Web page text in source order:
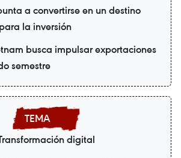
a convertirse en un destino
la inversión
busca impulsar exportaciones
semestre
digital